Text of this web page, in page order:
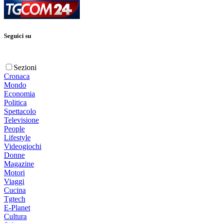
Seguici su
Sezioni
Cronaca
Mondo
Economia
Politica
Spettacolo
Televisione
People
Lifestyle
Videogiochi
Donne
Magazine
Motori
Viaggi
Cucina
Tgtech
E-Planet
Cultura